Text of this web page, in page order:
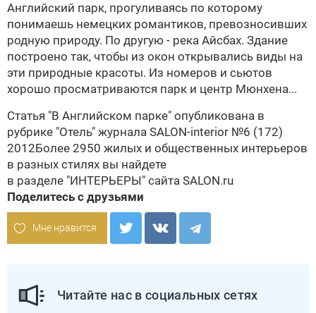
Английский парк, прогуливаясь по которому
понимаешь немецких романтиков, превозносивших
родную природу. По другую - река Айсбах. Здание
построено так, чтобы из окон открывались виды на
эти природные красоты. Из номеров и сьютов
хорошо просматриваются парк и центр Мюнхена...
Статья "В Английском парке" опубликована в
рубрике "Отель" журнала SALON-interior №6 (172)
2012Более 2950 жилых и общественных интерьеров
в разных стилях вы найдете
в разделе "ИНТЕРЬЕРЫ" сайта SALON.ru
Поделитесь с друзьями
Мне нравится
Читайте нас в социальных сетях